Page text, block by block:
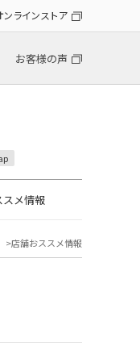
ンラインストア
お客様の声
スメ情報
店舗おススメ情報